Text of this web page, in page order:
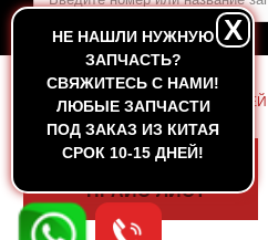
НЕ НАШЛИ НУЖНУЮ
ЗАПЧАСТЬ?
CВЯЖИТЕСЬ С НАМИ!
ЛЮБЫЕ ЗАПЧАСТИ
ПОД ЗАКАЗ ИЗ КИТАЯ
СРОК 10-15 ДНЕЙ!
X
ГЛАВНАЯ — КАТАЛОГ ЗАПЧАСТЕЙ
СКАЧАТЬ
ПРАЙС-ЛИСТ